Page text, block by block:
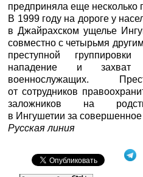
предприняла еще
В 1999 году на дороге у
в Джайрахском ущелье
совместно с четырьмя
преступной
нападение и
военнослужащих.
от сотрудников
заложников на
в Ингушетии за совершенное
Русская линия